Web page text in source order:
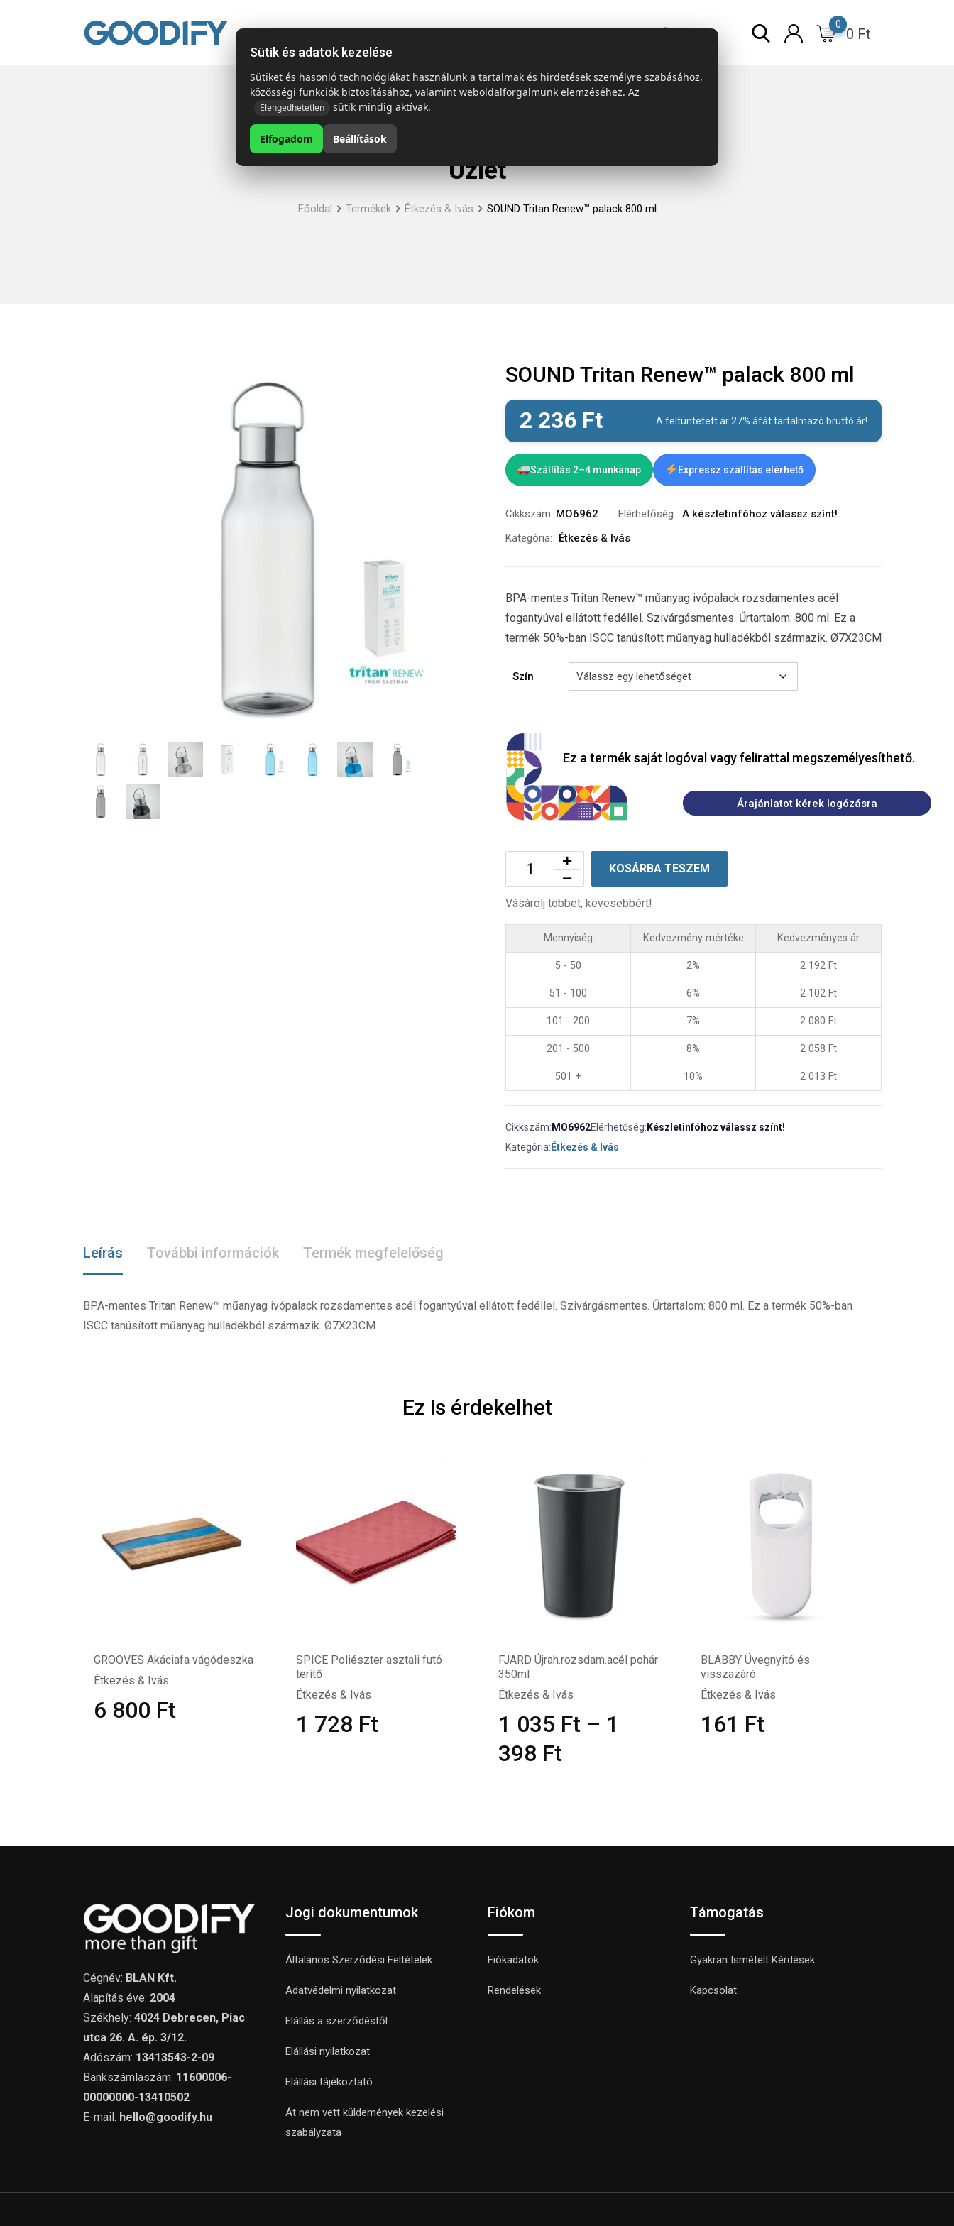
Kezdőlap Termékek Emblémázás és szállítás Tech = Kedvező ár ESG 0 Ft
0
Üzlet
Főoldal Termékek Étkezés & Ivás SOUND Tritan Renew™ palack 800 ml
SOUND Tritan Renew™ palack 800 ml
2 236 Ft A feltüntetett ár 27% áfát tartalmazó bruttó ár!
Szállítás 2–4 munkanap Expressz szállítás elérhető
Cikkszám: MO6962 Elérhetőség: A készletinfóhoz válassz színt!
Kategória:
Étkezés & Ivás
BPA-mentes Tritan Renew™ műanyag ivópalack rozsdamentes acél
fogantyúval ellátott fedéllel. Szivárgásmentes. Űrtartalom: 800 ml. Ez a
termék 50%-ban ISCC tanúsított műanyag hulladékból származik. Ø7X23CM
Szín
Ez a termék saját logóval vagy felirattal megszemélyesíthető.
Árajánlatot kérek logózásra
KOSÁRBA TESZEM
Vásárolj többet, kevesebbért!
Mennyiség Kedvezmény mértéke Kedvezményes ár
5 - 50 2% 2 192 Ft
51 - 100 6% 2 102 Ft
101 - 200 7% 2 080 Ft
201 - 500 8% 2 058 Ft
501 + 10% 2 013 Ft
Cikkszám: MO6962Elérhetőség: Készletinfóhoz válassz színt!
Kategória: Étkezés & Ivás
Leírás További információk Termék megfelelőség
BPA-mentes Tritan Renew™ műanyag ivópalack rozsdamentes acél fogantyúval ellátott fedéllel. Szivárgásmentes. Űrtartalom: 800 ml. Ez a termék 50%-ban
ISCC tanúsított műanyag hulladékból származik. Ø7X23CM
Ez is érdekelhet
GROOVES Akáciafa vágódeszka
Étkezés & Ivás
6 800 Ft
SPICE Poliészter asztali futó
terítő
Étkezés & Ivás
1 728 Ft
FJARD Újrah.rozsdam.acél pohár
350ml
Étkezés & Ivás
1 035 Ft – 1
398 Ft
BLABBY Üvegnyitó és
visszazáró
Étkezés & Ivás
161 Ft
Cégnév: BLAN Kft.
Alapítás éve: 2004
Székhely: 4024 Debrecen, Piac
utca 26. A. ép. 3/12.
Adószám: 13413543-2-09
Bankszámlaszám: 11600006-
00000000-13410502
E-mail: hello@goodify.hu
Jogi dokumentumok
Általános Szerződési Feltételek
Adatvédelmi nyilatkozat
Elállás a szerződéstől
Elállási nyilatkozat
Elállási tájékoztató
Át nem vett küldemények kezelési
szabályzata
Fiókom
Fiókadatok
Rendelések
Támogatás
Gyakran Ismételt Kérdések
Kapcsolat
Sütik és adatok kezelése
Sütiket és hasonló technológiákat használunk a tartalmak és hirdetések személyre szabásához,
közösségi funkciók biztosításához, valamint weboldalforgalmunk elemzéséhez. Az
Elengedhetetlen sütik mindig aktívak.
Elfogadom Beállítások